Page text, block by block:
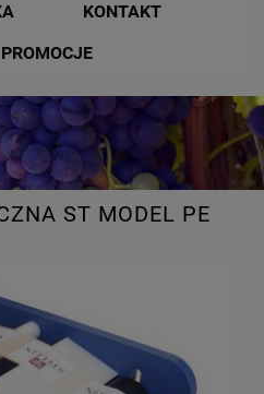
KONTAKT
PROMOCJE
ST MODEL PE